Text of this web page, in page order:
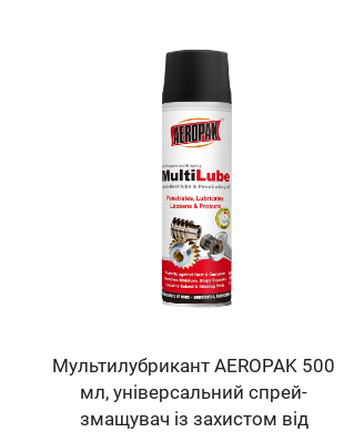
Мультилубрикант AEROPAK 500
мл, універсальний спрей-
змащувач із захистом від